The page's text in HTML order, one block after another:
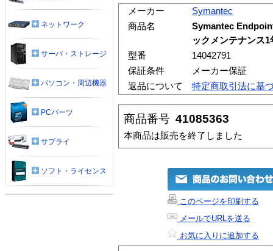
メーカー
Symantec
商品名
Symantec
ックメンテナンス
型番
14042791
保証条件
メーカー保証
返品について
特定商取引法に基
商品番号 41085363
本商品は販売を終了しました
このページを印刷する
メールでURLを送る
お気に入りに追加する
ネットワーク
サーバ・ストレージ
パソコン・周辺機器
PCパーツ
サプライ
ソフト・ライセンス